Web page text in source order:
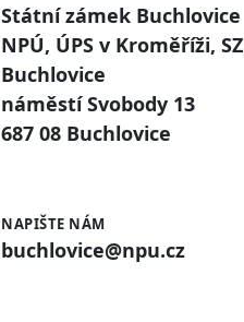
Státní zámek Buchlovice
NPÚ, ÚPS v Kroměříži, SZ
Buchlovice
náměstí Svobody 13
687 08 Buchlovice
NAPIŠTE NÁM
buchlovice@npu.cz